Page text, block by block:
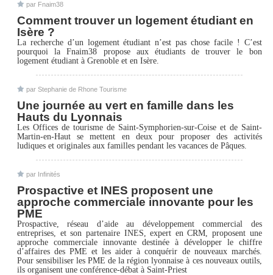
par Fnaim38
Comment trouver un logement étudiant en
Isère ?
La recherche d’un logement étudiant n’est pas chose facile ! C’est
pourquoi la Fnaim38 propose aux étudiants de trouver le bon
logement étudiant à Grenoble et en Isère.
par Stephanie de Rhone Tourisme
Une journée au vert en famille dans les
Hauts du Lyonnais
Les Offices de tourisme de Saint-Symphorien-sur-Coise et de Saint-
Martin-en-Haut se mettent en deux pour proposer des activités
ludiques et originales aux familles pendant les vacances de Pâques.
par Infinités
Prospactive et INES proposent une
approche commerciale innovante pour les
PME
Prospactive, réseau d’aide au développement commercial des
entreprises, et son partenaire INES, expert en CRM, proposent une
approche commerciale innovante destinée à développer le chiffre
d’affaires des PME et les aider à conquérir de nouveaux marchés.
Pour sensibiliser les PME de la région lyonnaise à ces nouveaux outils,
ils organisent une conférence-débat à Saint-Priest